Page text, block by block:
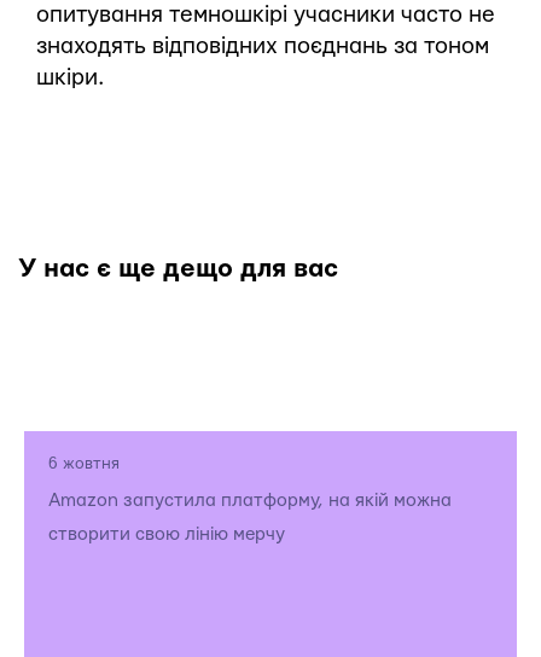
опитування темношкірі учасники часто не
знаходять відповідних поєднань за тоном
шкіри.
У нас є ще дещо для вас
6 жовтня
Amazon запустила платформу, на якій можна
створити свою лінію мерчу